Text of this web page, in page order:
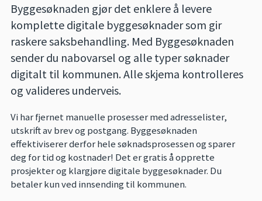
Byggesøknaden gjør det enklere å levere
komplette digitale byggesøknader som gir
raskere saksbehandling. Med Byggesøknaden
sender du nabovarsel og alle typer søknader
digitalt til kommunen. Alle skjema kontrolleres
og valideres underveis.
Vi har fjernet manuelle prosesser med adresselister,
utskrift av brev og postgang. Byggesøknaden
effektiviserer derfor hele søknadsprosessen og sparer
deg for tid og kostnader! Det er gratis å opprette
prosjekter og klargjøre digitale byggesøknader. Du
betaler kun ved innsending til kommunen.